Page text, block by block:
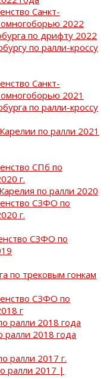
Санкт-
2022
по дрифту 2022
по ралли-кроссу
Санкт-
2021
по ралли-кроссу
по ралли 2021
СПб по
г.
по ралли 2020
СЗФО по
г.
СЗФО по
по трековым гонкам
СЗФО по
г
ралли 2018 года
ралли 2018 года
ралли 2017 г.
ралли 2017 |